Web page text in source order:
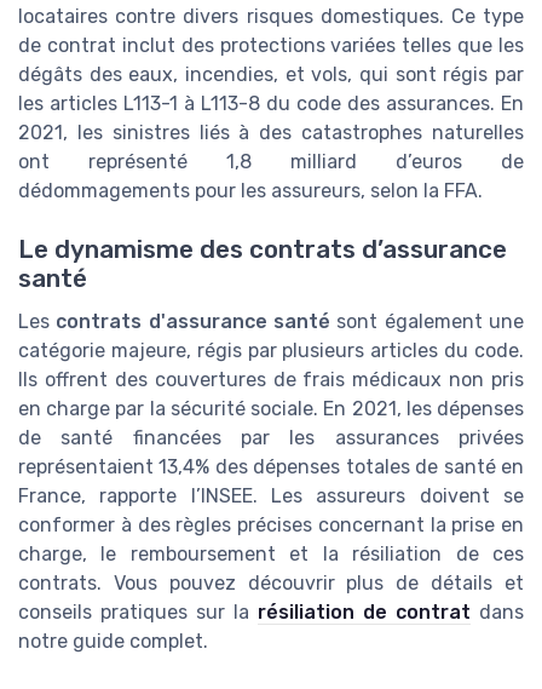
locataires contre divers risques domestiques. Ce type
de contrat inclut des protections variées telles que les
dégâts des eaux, incendies, et vols, qui sont régis par
les articles L113-1 à L113-8 du code des assurances. En
2021, les sinistres liés à des catastrophes naturelles
ont représenté 1,8 milliard d’euros de
dédommagements pour les assureurs, selon la FFA.
Le dynamisme des contrats d’assurance
santé
Les contrats d'assurance santé sont également une
catégorie majeure, régis par plusieurs articles du code.
Ils offrent des couvertures de frais médicaux non pris
en charge par la sécurité sociale. En 2021, les dépenses
de santé financées par les assurances privées
représentaient 13,4% des dépenses totales de santé en
France, rapporte l’INSEE. Les assureurs doivent se
conformer à des règles précises concernant la prise en
charge, le remboursement et la résiliation de ces
contrats. Vous pouvez découvrir plus de détails et
conseils pratiques sur la résiliation de contrat dans
notre guide complet.